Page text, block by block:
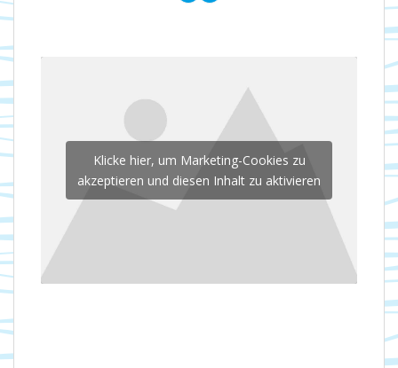
Klicke hier, um Marketing-Cookies zu
akzeptieren und diesen Inhalt zu aktivieren